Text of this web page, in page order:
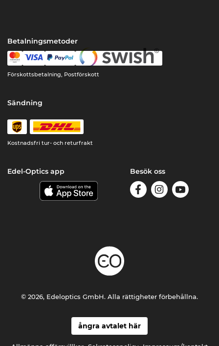
Betalningsmetoder
Förskottsbetalning, Postförskott
Sändning
Kostnadsfri tur- och returfrakt
Edel-Optics app Besök oss
ångra avtalet här
© 2026, Edeloptics GmbH. Alla rättigheter förbehållna.